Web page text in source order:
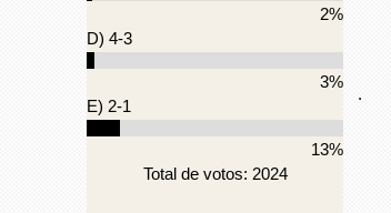
2%
D) 4-3
3%
E) 2-1
13%
Total de votos: 2024
.